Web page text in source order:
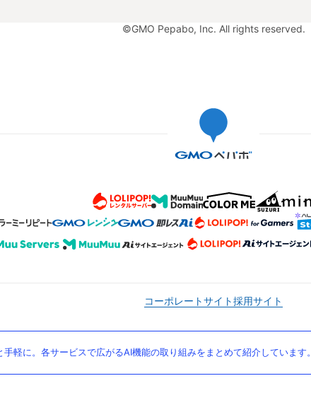
©GMO Pepabo, Inc. All rights reserved.
コーポレートサイト採用サイト
軽に。各サービスで広がるAI機能の取り組みをまとめて紹介しています。